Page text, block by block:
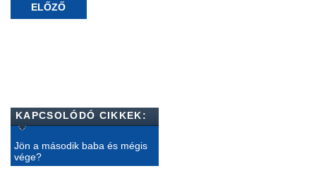
ELŐZŐ
KAPCSOLÓDÓ CIKKEK:
Jön a második baba és mégis
vége?